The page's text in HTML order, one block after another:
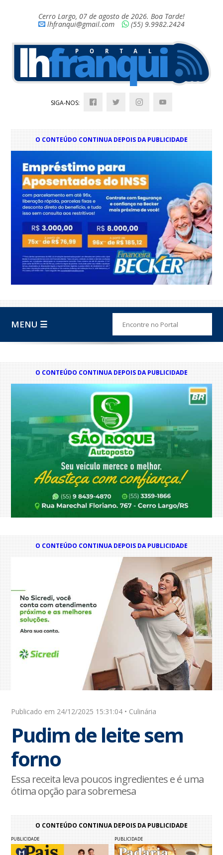
Cerro Largo, 07 de agosto de 2026. Boa Tarde!
lhfranqui@gmail.com
(55) 9.9982.2424
SIGA-NOS:
O CONTEÚDO CONTINUA DEPOIS DA PUBLICIDADE
MENU ☰
O CONTEÚDO CONTINUA DEPOIS DA PUBLICIDADE
O CONTEÚDO CONTINUA DEPOIS DA PUBLICIDADE
Publicado em 24/12/2025 15:31:04 • Culinária
Pudim de leite sem
forno
Essa receita leva poucos ingredientes e é uma
ótima opção para sobremesa
O CONTEÚDO CONTINUA DEPOIS DA PUBLICIDADE
PUBLICIDADE PUBLICIDADE